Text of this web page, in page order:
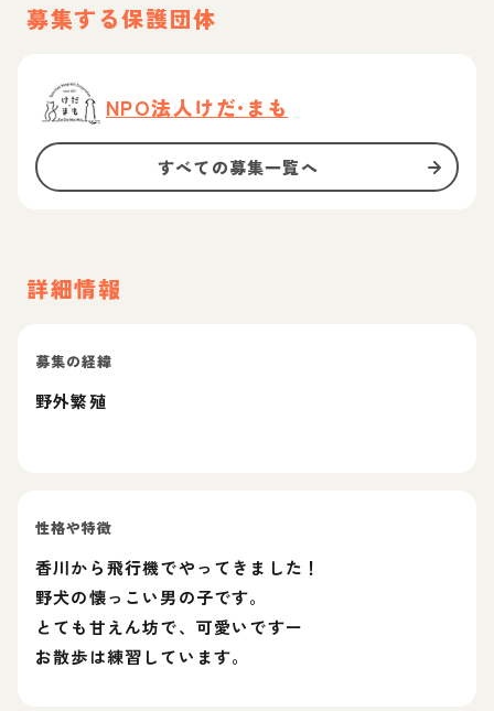
募集する保護団体
NPO法人けだ•まも
すべての募集一覧へ
詳細情報
募集の経緯
野外繁殖
性格や特徴
香川から飛行機でやってきました！
野犬の懐っこい男の子です。
とても甘えん坊で、可愛いですー
お散歩は練習しています。